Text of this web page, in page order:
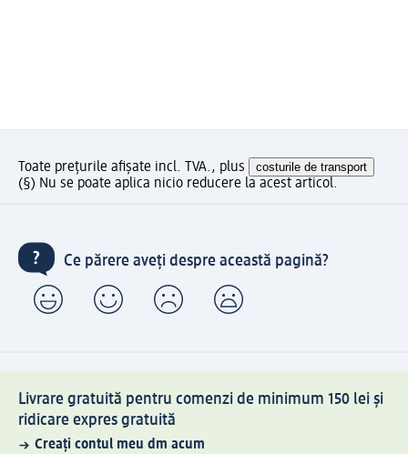
Toate prețurile afișate incl. TVA., plus costurile de transport
(§) Nu se poate aplica nicio reducere la acest articol.
Ce părere aveți despre această pagină?
Livrare gratuită pentru comenzi de minimum 150 lei și
ridicare expres gratuită
Creați contul meu dm acum